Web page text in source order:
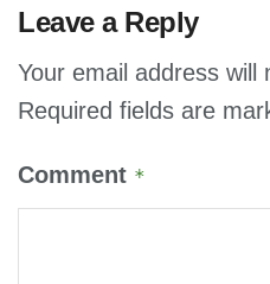
Leave a Reply
Your email address will
Required fields are
Comment *